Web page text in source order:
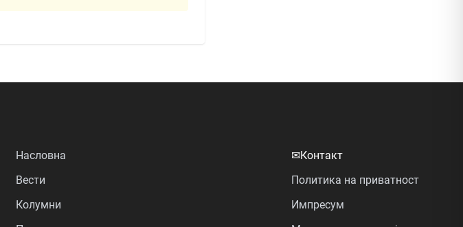
Насловна
Вести
Колумни
✉Контакт
Политика на приватност
Импресум